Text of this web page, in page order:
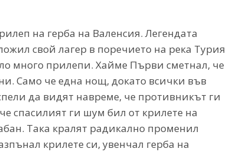
на герба на Валенсия. Легендата
свой лагер в поречието на река Турия
много прилепи. Хайме Първи сметнал, че
Само че една нощ, докато всички във
да видят навреме, че противникът ги
спасилият ги шум бил от крилете на
Така кралят радикално променил
крилете си, увенчал герба на